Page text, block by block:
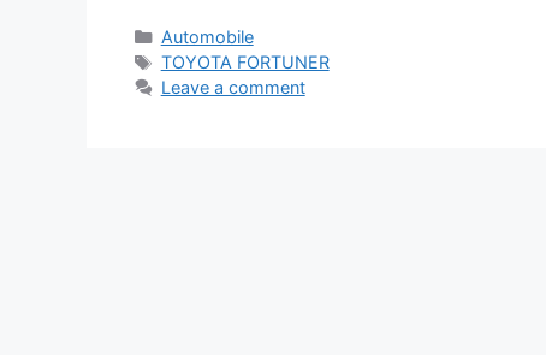
Categories
Automobile
Tags
TOYOTA FORTUNER
Leave a comment